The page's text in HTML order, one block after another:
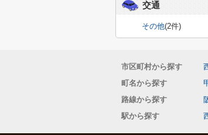
交通
その他(2件)
市区町村から探す
町名から探す
路線から探す
駅から探す